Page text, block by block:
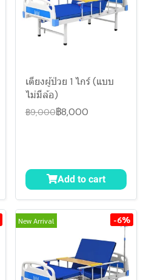
เตียงผู้ป่วย 1 ไกร์ (แบบ
ไม่มีล้อ)
฿9,000฿8,000
Add to cart
New Arrival -6%